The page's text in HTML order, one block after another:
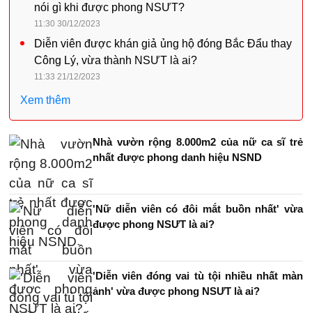
nói gì khi được phong NSƯT?
11:30 30/12/2023
Diễn viên được khán giả ủng hộ đóng Bắc Đẩu thay
Công Lý, vừa thành NSƯT là ai?
11:33 21/12/2023
Xem thêm
Nhà vườn rộng 8.000m2 của nữ ca sĩ trẻ
nhất được phong danh hiệu NSND
'Nữ diễn viên có đôi mắt buồn nhất' vừa
được phong NSƯT là ai?
'Diễn viên đóng vai tù tội nhiều nhất màn
ảnh' vừa được phong NSƯT là ai?